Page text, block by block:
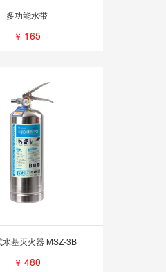
多功能水带
￥ 165
水基灭火器 MSZ-3B
￥ 480